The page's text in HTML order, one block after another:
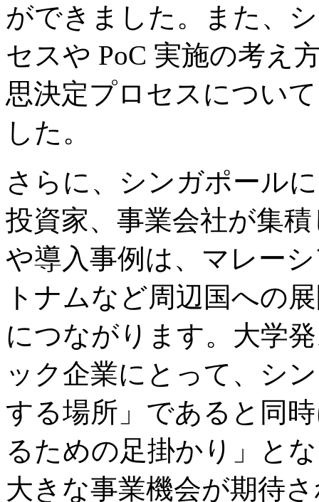
ができました。また、
セスや PoC 実施の考え
思決定プロセスについ
した。
さらに、シンガポール
投資家、事業会社が集
や導入事例は、マレー
トナムなど周辺国への
につながります。大学
ック企業にとって、シ
する場所」であると同
るための足掛かり」と
大きな事業機会が期待